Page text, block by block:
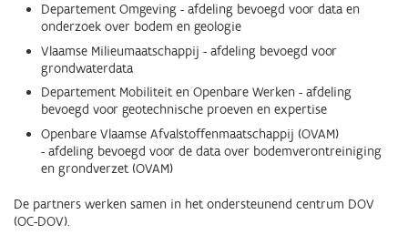
Departement Omgeving - afdeling bevoegd voor data en
onderzoek over bodem en geologie
Vlaamse Milieumaatschappij - afdeling bevoegd voor
grondwaterdata
Departement Mobiliteit en Openbare Werken - afdeling
bevoegd voor geotechnische proeven en expertise
Openbare Vlaamse Afvalstoffenmaatschappij (OVAM)
- afdeling bevoegd voor de data over bodemverontreiniging
en grondverzet (OVAM)
De partners werken samen in het ondersteunend centrum DOV
(OC-DOV).